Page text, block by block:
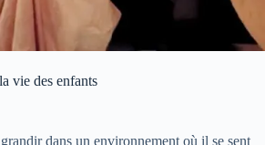
vie des enfants
dans un environnement où il se sent